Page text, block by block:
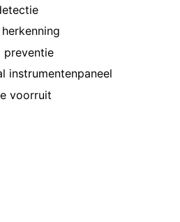
preventie
instrumentenpaneel
voorruit